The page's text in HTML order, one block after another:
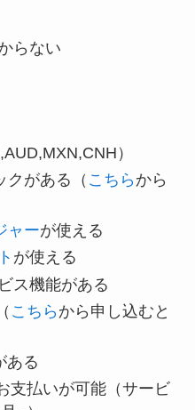
らない
）
クがある（ こちら から
ャーが使える
が使える
ス機能がある
こちら から申し込むと
ある
支払いが可能（サービ